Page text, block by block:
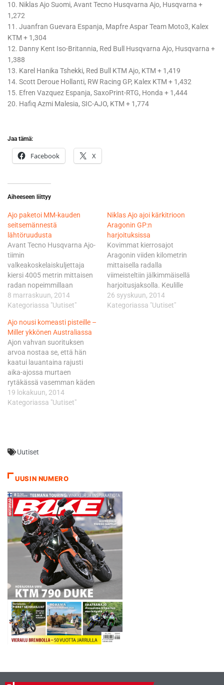
10. Niklas Ajo Suomi, Avant Tecno Husqvarna Ajo, Husqvarna +
1,272
11. Juanfran Guevara Espanja, Mapfre Aspar Team Moto3, Kalex
KTM + 1,304
12. Danny Kent Iso-Britannia, Red Bull Husqvarna Ajo, Husqvarna +
1,388
13. Karel Hanika Tshekki, Red Bull KTM Ajo, KTM + 1,419
14. Scott Deroue Hollanti, RW Racing GP, Kalex KTM + 1,432
15. Efren Vazquez Espanja, SaxoPrint-RTG, Honda + 1,444
20. Hafiq Azmi Malesia, SIC-AJO, KTM + 1,774
Jaa tämä:
Facebook X
Aiheeseen liittyy
Ajo paketoi MM-kauden
seitsemännestä
lähtöruudusta
Avant Tecno Husqvarna Ajo-
tiimin
valkeakoskelaiskuljettaja
kiersi 4005 metrin mittaisen
radan nopeimmillaan
lukemin 1.39,750, joka riitti
aika-ajon seitsemänteen
tuhanneosan päähän.
KTM:ää kuskaava Antonelli
latasi kaatumisesta
huolimatta paalupaikalle
huippuajalla 1.39,183.
Antonelli saa eturiviin
rinnalleen
maailmanmestaruudesta
taistelevat Red Bull KTM Ajo-
8 marraskuun, 2014
Kategoriassa "Uutiset"
Niklas Ajo ajoi kärkitrioon
Aragonin GP:n
harjoituksissa
Kovimmat kierrosajot
Aragonin viiden kilometrin
mittaisella radalla
viimeisteltiin jälkimmäisellä
harjoitusjaksolla. Keulille
iltapäivällä karautti Hondan
tehdaspyörällä kilpaileva
26 syyskuun, 2014
Kategoriassa "Uutiset"
Ajo nousi komeasti pisteille –
Miller ykkönen Australiassa
Ajon vahvan suorituksen
arvoa nostaa se, että hän
kaatui lauantaina rajusti
aika-ajossa murtaen
rytäkässä vasemman käden
pikkusormensa. Vauhtiin se
ei kuitenkaan pahemmin
kymmenenneksi. Kisan
Red Bull KTM Ajo-tiimin
Millerin ja Honda-
tallikaverusten Alex
Marquezin sekä…
19 lokakuun, 2014
Kategoriassa "Uutiset"
Uutiset
UUSIN NUMERO